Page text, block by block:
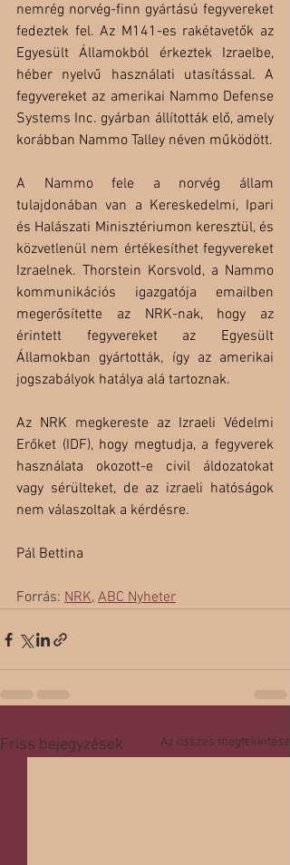
nemrég norvég-finn gyártású fegyvereket
fedeztek fel. Az M141-es rakétavetők az
Egyesült Államokból érkeztek Izraelbe,
héber nyelvű használati utasítással. A
fegyvereket az amerikai Nammo Defense
Systems Inc. gyárban állították elő, amely
korábban Nammo Talley néven működött.
A Nammo fele a norvég állam
tulajdonában van a Kereskedelmi, Ipari
és Halászati Minisztériumon keresztül, és
közvetlenül nem értékesíthet fegyvereket
Izraelnek. Thorstein Korsvold, a Nammo
kommunikációs igazgatója emailben
megerősítette az NRK-nak, hogy az
érintett fegyvereket az Egyesült
Államokban gyártották, így az amerikai
jogszabályok hatálya alá tartoznak.
Az NRK megkereste az Izraeli Védelmi
Erőket (IDF), hogy megtudja, a fegyverek
használata okozott-e civil áldozatokat
vagy sérülteket, de az izraeli hatóságok
nem válaszoltak a kérdésre.
Pál Bettina
Forrás: NRK, ABC Nyheter
Friss bejegyzések Az összes megtekintése